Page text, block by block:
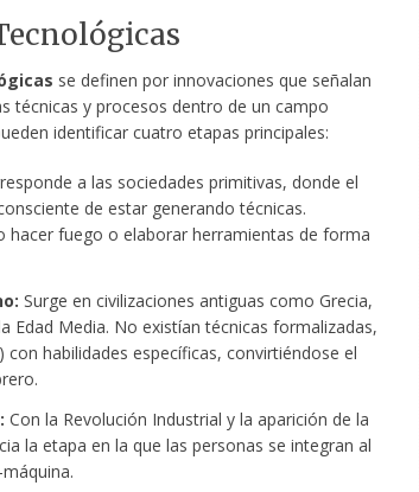
se definen por innovaciones que señalan
técnicas y procesos dentro de un campo
identificar cuatro etapas principales:
a las sociedades primitivas, donde el
de estar generando técnicas.
hacer fuego o elaborar herramientas de forma
Surge en civilizaciones antiguas como Grecia,
Edad Media. No existían técnicas formalizadas,
con habilidades específicas, convirtiéndose el
Con la Revolución Industrial y la aparición de la
la etapa en la que las personas se integran al